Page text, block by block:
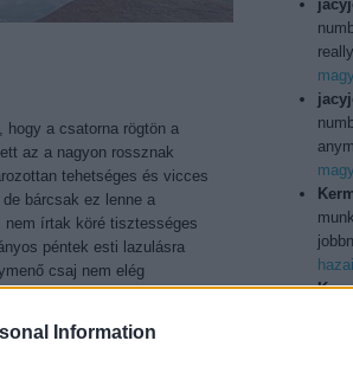
Information
a csatorna rögtön a
az a nagyon rossznak
tehetséges és vicces
bárcsak ez lenne a
nem írtak köré tisztességes
péntek esti lazulásra
csaj nem elég
vicces poénokat
esélye sincs arra, hogy